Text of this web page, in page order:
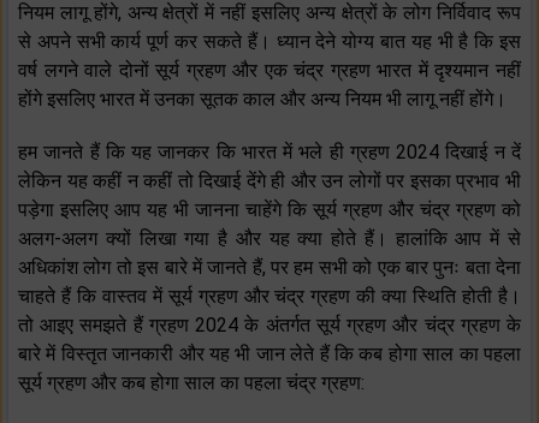
नियम लागू होंगे, अन्य क्षेत्रों में नहीं इसलिए अन्य क्षेत्रों के लोग निर्विवाद रूप
से अपने सभी कार्य पूर्ण कर सकते हैं। ध्यान देने योग्य बात यह भी है कि इस
वर्ष लगने वाले दोनों सूर्य ग्रहण और एक चंद्र ग्रहण भारत में दृश्यमान नहीं
होंगे इसलिए भारत में उनका सूतक काल और अन्य नियम भी लागू नहीं होंगे।
हम जानते हैं कि यह जानकर कि भारत में भले ही ग्रहण 2024 दिखाई न दें
लेकिन यह कहीं न कहीं तो दिखाई देंगे ही और उन लोगों पर इसका प्रभाव भी
पड़ेगा इसलिए आप यह भी जानना चाहेंगे कि सूर्य ग्रहण और चंद्र ग्रहण को
अलग-अलग क्यों लिखा गया है और यह क्या होते हैं। हालांकि आप में से
अधिकांश लोग तो इस बारे में जानते हैं, पर हम सभी को एक बार पुनः बता देना
चाहते हैं कि वास्तव में सूर्य ग्रहण और चंद्र ग्रहण की क्या स्थिति होती है।
तो आइए समझते हैं ग्रहण 2024 के अंतर्गत सूर्य ग्रहण और चंद्र ग्रहण के
बारे में विस्तृत जानकारी और यह भी जान लेते हैं कि कब होगा साल का पहला
सूर्य ग्रहण और कब होगा साल का पहला चंद्र ग्रहण: